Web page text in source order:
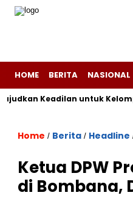
HOME BERITA NASIONAL
Keadilan untuk Kelompok
Home / Berita / Headline
Ketua DPW
di Bombana,